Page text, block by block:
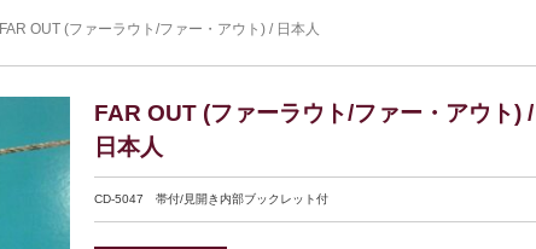
FAR OUT (ファーラウト/ファー・アウト) / 日本人
FAR OUT (ファーラウト/ファー・アウト) /
日本人
CD-5047 帯付/見開き内部ブックレット付